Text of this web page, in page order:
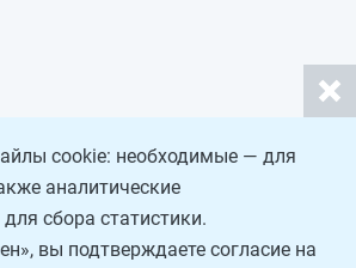
cookie: необходимые — для
аналитические
сбора статистики.
вы подтверждаете согласие на